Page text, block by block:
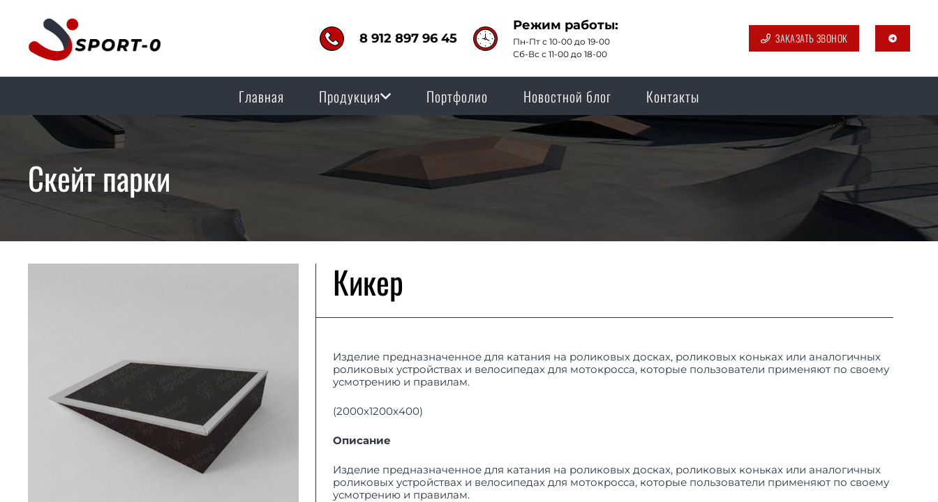
8 912 897 96 45
Режим работы:
Пн-Пт с 10-00 до 19-00
Сб-Вс с 11-00 до 18-00
ЗАКАЗАТЬ ЗВОНОК telegram
Главная Продукция Портфолио Новостной блог Контакты
Скейт парки
Кикер
Изделие предназначенное для катания на роликовых досках, роликовых коньках или аналогичных
роликовых устройствах и велосипедах для мотокросса, которые пользователи применяют по своему
усмотрению и правилам.
(2000х1200х400)
Описание
Изделие предназначенное для катания на роликовых досках, роликовых коньках или аналогичных
роликовых устройствах и велосипедах для мотокросса, которые пользователи применяют по своему
усмотрению и правилам.